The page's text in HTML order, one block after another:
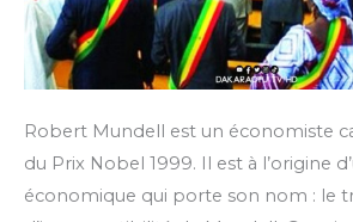
Robert Mundell est un économiste
du Prix Nobel 1999. Il est à l’origine
économique qui porte son nom : le